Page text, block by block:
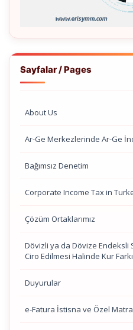
Sayfalar / Pages
About Us
Ar-Ge Merkezlerinde Ar-Ge
Bağımsız Denetim
Corporate Income Tax in
Çözüm Ortaklarımız
Dövizli ya da Dövize Endeksli
Ciro Edilmesi Halinde Kur
Duyurular
e-Fatura İstisna ve Özel